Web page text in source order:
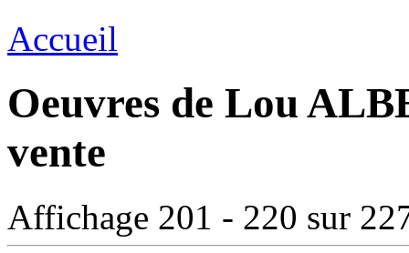
Accueil
Oeuvres de Lou
vente
Affichage 201 - 220 sur